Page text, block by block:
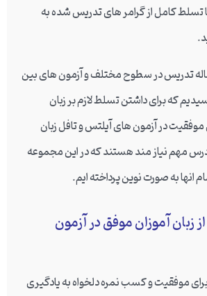
کامل از گرامر های تدریس شده به
به سابقه 10 ساله تدریس در سطوح مختلف و آزمون های بین
که برای داشتن تسلط لازم بر زبان
موفقیت در آزمون های آیلتس و تافل زبان
به بیش از 30 درس مهم نیاز مند هستند که در این مجموعه
انها به صورت نوین پرداخته ایم.
زبان آموزان موفق در آزمون
برای موفقیت و کسب نمره دلخواه به یادگیری